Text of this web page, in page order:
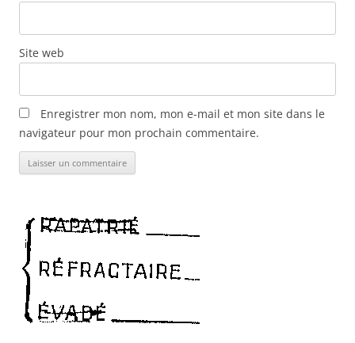
Site web
Enregistrer mon nom, mon e-mail et mon site dans le
navigateur pour mon prochain commentaire.